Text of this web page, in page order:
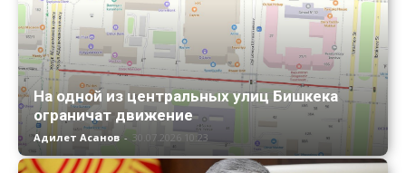
На одной из центральных улиц Бишкека
ограничат движение
Адилет Асанов - 30.07.2026 10:23